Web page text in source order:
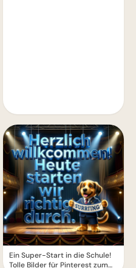
Ein Super-Start in die Schule!
Tolle Bilder für Pinterest zum